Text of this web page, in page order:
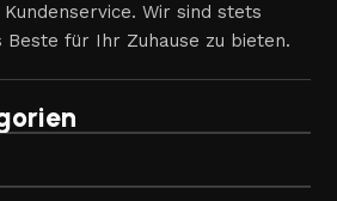
Wir sind stets
für Ihr Zuhause zu bieten.